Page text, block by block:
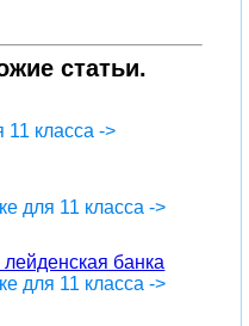
статьи.
11 класса ->
для 11 класса ->
банка
для 11 класса ->